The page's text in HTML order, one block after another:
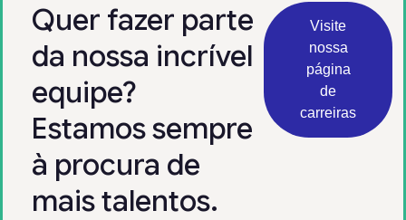
Quer fazer parte
da nossa incrível
equipe?
Estamos sempre
à procura de
mais talentos.
Visite
nossa
página
de
carreiras